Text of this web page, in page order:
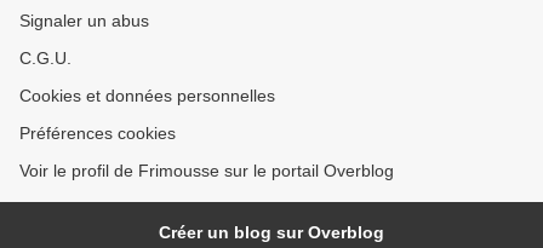
Signaler un abus
C.G.U.
Cookies et données personnelles
Préférences cookies
Voir le profil de Frimousse sur le portail Overblog
Créer un blog sur Overblog